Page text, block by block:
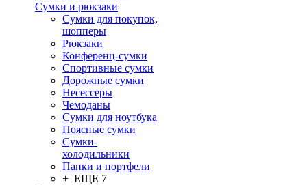
Сумки и рюкзаки
Сумки для покупок,
шопперы
Рюкзаки
Конференц-сумки
Спортивные сумки
Дорожные сумки
Несессеры
Чемоданы
Сумки для ноутбука
Поясные сумки
Сумки-
холодильники
Папки и портфели
+ ЕЩЕ 7